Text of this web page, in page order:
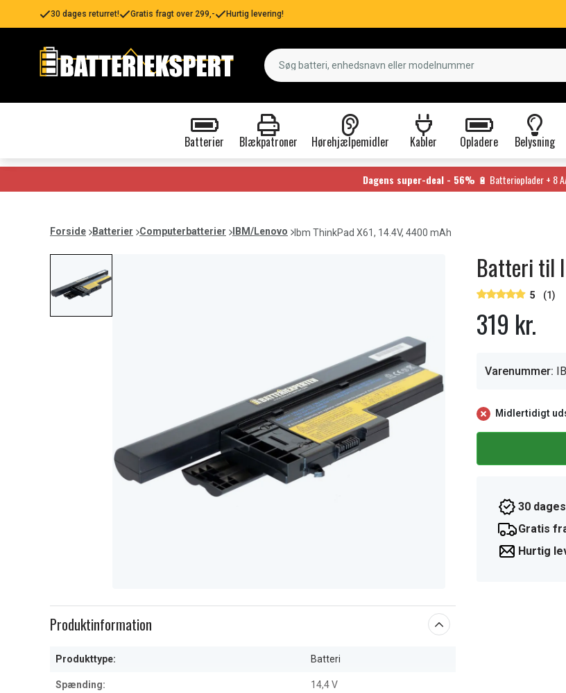
30 dages returret! Gratis fragt over 299,- Hurtig levering!
Batterier Blækpatroner Hørehjælpemidler Kabler Opladere Belysning
Dagens super-deal - 56% 🔋 Batterioplader + 8
Forside Batterier Computerbatterier IBM/Lenovo Ibm ThinkPad X61, 14.4V, 4400 mAh
of
Produktinformation
Produkttype: Batteri
Spænding: 14,4 V
Batteri til
5 (1)
319 kr.
Varenummer:
Midlertidigt
30
Gratis
Hurtig